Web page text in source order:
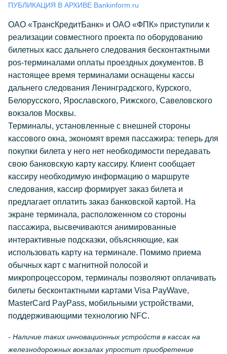
ПУБЛИКАЦИЯ В АРХИВЕ Bankinform.ru
ОАО «ТрансКредитБанк» и ОАО «ФПК» приступили к
реализации совместного проекта по оборудованию
билетных касс дальнего следования бесконтактными
pos-терминалами оплаты проездных документов. В
настоящее время терминалами оснащены кассы
дальнего следования Ленинградского, Курского,
Белорусского, Ярославского, Рижского, Савеловского
вокзалов Москвы.
Терминалы, установленные с внешней стороны
кассового окна, экономят время пассажира: теперь для
покупки билета у него нет необходимости передавать
свою банковскую карту кассиру. Клиент сообщает
кассиру необходимую информацию о маршруте
следования, кассир формирует заказ билета и
предлагает оплатить заказ банковской картой. На
экране терминала, расположенном со стороны
пассажира, высвечиваются анимированные
интерактивные подсказки, объясняющие, как
использовать карту на терминале. Помимо приема
обычных карт с магнитной полосой и
микропроцессором, терминалы позволяют оплачивать
билеты бесконтактными картами Visa PayWave,
MasterCard PayPass, мобильными устройствами,
поддерживающими технологию NFC.
- Наличие таких инновационных устройств в кассах на
железнодорожных вокзалах упростит приобретение